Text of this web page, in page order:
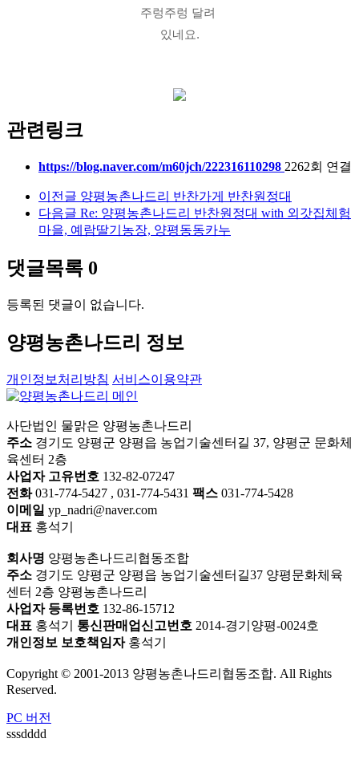
주렁주렁 달려
있네요.
관련링크
https://blog.naver.com/m60jch/222316110298 2262회 연결
이전글 양평농촌나드리 반찬가게 반찬원정대
다음글 Re: 양평농촌나드리 반찬원정대 with 외갓집체험
마을, 예람딸기농장, 양평동동카누
댓글목록 0
등록된 댓글이 없습니다.
양평농촌나드리 정보
개인정보처리방침 서비스이용약관
사단법인 물맑은 양평농촌나드리
주소 경기도 양평군 양평읍 농업기술센터길 37, 양평군 문화체
육센터 2층
사업자 고유번호 132-82-07247
전화031-774-5427 , 031-774-5431 팩스 031-774-5428
이메일 yp_nadri@naver.com
대표 홍석기
회사명 양평농촌나드리협동조합
주소 경기도 양평군 양평읍 농업기술센터길37 양평문화체육
센터 2층 양평농촌나드리
사업자 등록번호 132-86-15712
대표 홍석기 통신판매업신고번호 2014-경기양평-0024호
개인정보 보호책임자홍석기
Copyright © 2001-2013 양평농촌나드리협동조합. All Rights
Reserved.
PC 버전
sssdddd